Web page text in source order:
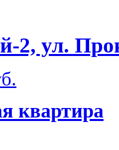
2, ул.
квартира